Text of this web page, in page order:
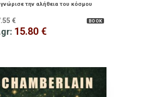
την αλήθεια του κόσμου
BOOK
€
15.80 €